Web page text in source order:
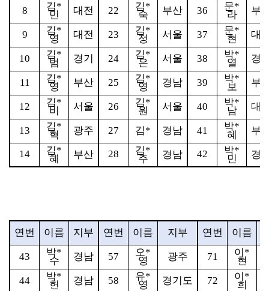
8 김*
민 대전 22 김*
숙 부산 36 문*
라 부
9 김*
영 대전 23 김*
정 서울 37 문*
현 대
10 김*
범 경기 24 김*
은 서울 38 박*
열 경
11 김*
영 부산 25 김*
영 경남 39 박*
보 부
12 김*
비 서울 26 김*
원 서울 40 박*
남 대
13 김*
혁 광주 27 김* 경남 41 박*
혜 부
14 김*
혜 부산 28 김*
주 경남 42 박*
민 경
연번 이름 지부 연번 이름 지부 연번 이름
43 박*
수 경남 57 오*
영 광주 71 이 *
현
44 박*
헌 경남 58 유*
영 경기도 72 이 *
희